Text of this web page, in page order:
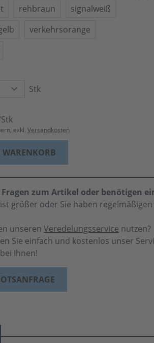
rehbraun
signalweiß
verkehrsorange
Stk
exkl. Versandkosten
Fragen zum Artikel oder benötigen
größer oder Sie haben
unseren Veredelungsservice nutzen?
Sie einfach und kostenlos unser
Ihnen!